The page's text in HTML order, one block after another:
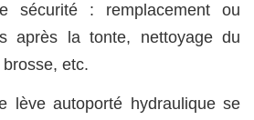
sécurité : remplacement ou
après la tonte, nettoyage du
etc.
lève autoporté hydraulique se